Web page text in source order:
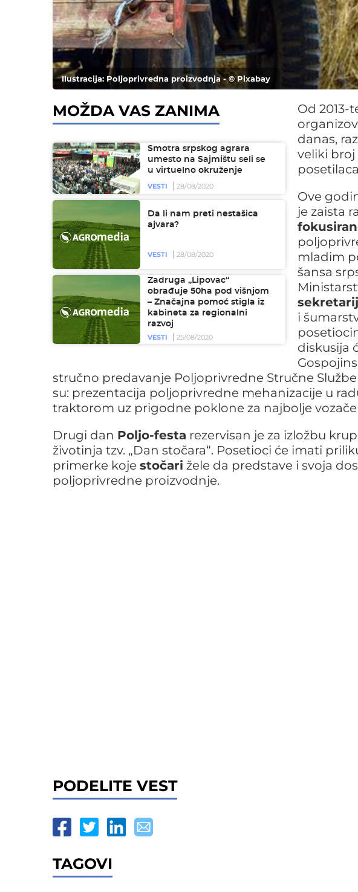
Ilustracija: Poljoprivredna proizvodnja - © Pixabay
MOŽDA VAS ZANIMA
Smotra srpskog agrara
umesto na Sajmištu seli se
u virtuelno okruženje
VESTI
28/08/2020
Da li nam preti nestašica
ajvara?
VESTI 28/08/2020
Zadruga „Lipovac“
obrađuje 50ha pod višnjom
– Značajna pomoć stigla iz
kabineta za regionalni
razvoj
VESTI
25/08/2020
Od 2013-
danas,
veliki broj
Ove
je zaista
mladim
šansa
i
diskusija
stručno predavanje Poljoprivredne Stručne
su: prezentacija poljoprivredne mehanizacije u
traktorom uz prigodne poklone za najbolje
Drugi dan Poljo-festa rezervisan je za izložbu
životinja tzv. „Dan stočara“. Posetioci će imati
primerke koje stočari žele da predstave i svoja
poljoprivredne proizvodnje.
PODELITE VEST
TAGOVI